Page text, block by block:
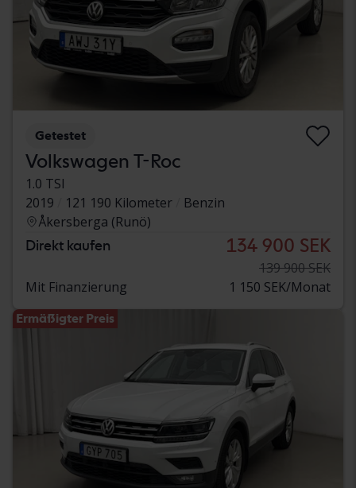
Getestet
Volkswagen T-Roc
1.0 TSI
2019
121 190 Kilometer
Benzin
Åkersberga (Runö)
Direkt kaufen 134 900 SEK
139 900 SEK
Mit Finanzierung
1 150 SEK/Monat
Ermäßigter Preis